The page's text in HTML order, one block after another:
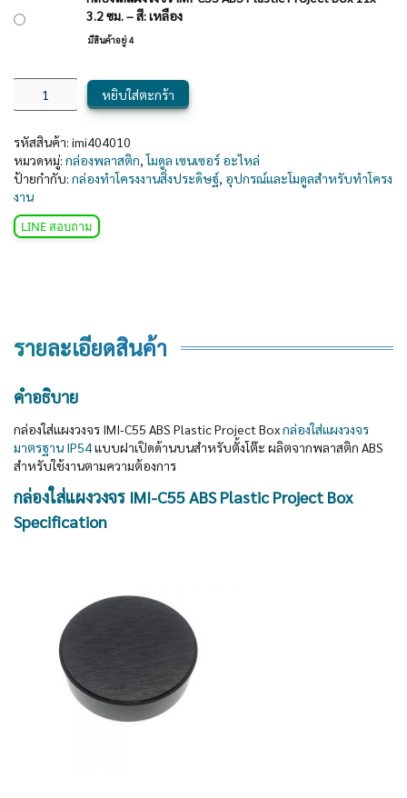
3.2 ซม. – สี: เหลือง
มีสินค้าอยู่ 4
หยิบใส่ตะกร้า
รหัสสินค้า: imi404010
หมวดหมู่: กล่องพลาสติก ,โมดูล เซนเซอร์ อะไหล่
ป้ายกำกับ: กล่องทำโครงงานสิ่งประดิษฐ์, อุปกรณ์และโมดูลสำหรับทำโครง
งาน
LINE สอบถาม
รายละเอียดสินค้า
คำอธิบาย
กล่องใส่แผงวงจร IMI-C55 ABS Plastic Project Boxกล่องใส่แผงวงจร
มาตรฐาน IP54แบบฝาเปิดด้านบนสำหรับตั้งโต๊ะ ผลิตจากพลาสติก ABS
สำหรับใช้งานตามความต้องการ
กล่องใส่แผงวงจร IMI-C55 ABS Plastic Project Box
Specification